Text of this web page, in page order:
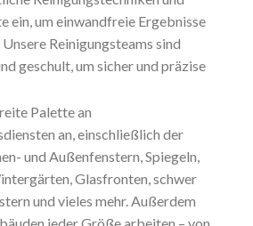
ein, um einwandfreie Ergebnisse
Reinigungsteams sind
geschult, um sicher und präzise
Palette an
an, einschließlich der
und Außenfenstern, Spiegeln,
Glasfronten, schwer
und vieles mehr. Außerdem